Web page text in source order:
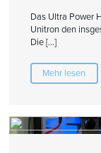
Das Ultra Power
Unitron den
Die […]
Mehr lesen